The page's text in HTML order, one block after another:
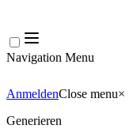
Navigation Menu
AnmeldenClose menu×
Generieren